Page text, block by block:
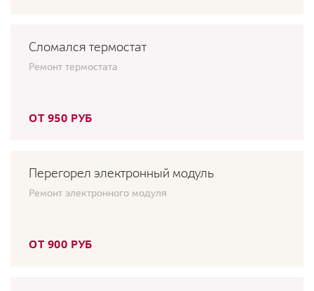
Сломался термостат
Ремонт термостата
ОТ 950 РУБ
Перегорел электронный модуль
Ремонт электронного модуля
ОТ 900 РУБ